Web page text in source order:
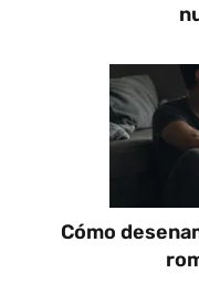
Cómo